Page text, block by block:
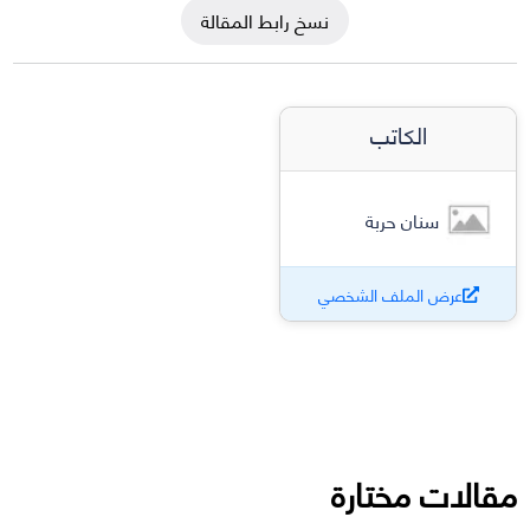
نسخ رابط المقالة
الكاتب
سنان حربة
عرض الملف الشخصي
مقالات مختارة